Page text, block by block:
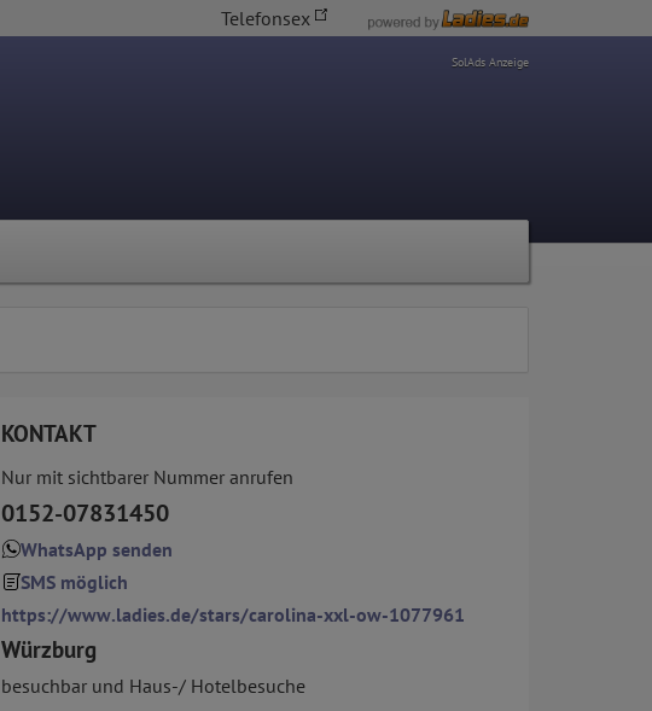
Telefonsex
SolAds Anzeige
KONTAKT
Nur mit sichtbarer Nummer anrufen
0152-07831450
WhatsApp senden
SMS möglich
https://www.ladies.de/stars/carolina-xxl-ow-1077961
Würzburg
besuchbar und Haus-/ Hotelbesuche